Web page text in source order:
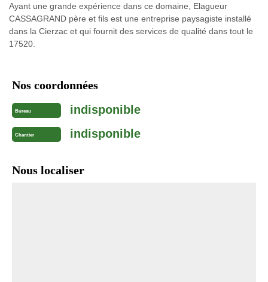
Ayant une grande expérience dans ce domaine, Elagueur
CASSAGRAND père et fils est une entreprise paysagiste installé
dans la Cierzac et qui fournit des services de qualité dans tout le
17520.
Nos coordonnées
Bureau indisponible
Chantier indisponible
Nous localiser